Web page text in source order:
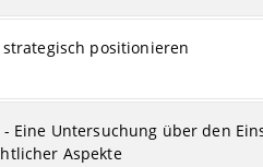
positionieren
Eine Untersuchung über den
Aspekte